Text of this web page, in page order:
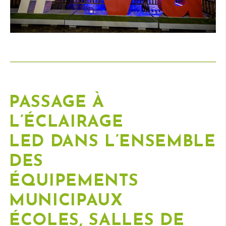
PASSAGE À
L’ÉCLAIRAGE
LED DANS L’ENSEMBLE
DES
ÉQUIPEMENTS
MUNICIPAUX
ÉCOLES, SALLES DE